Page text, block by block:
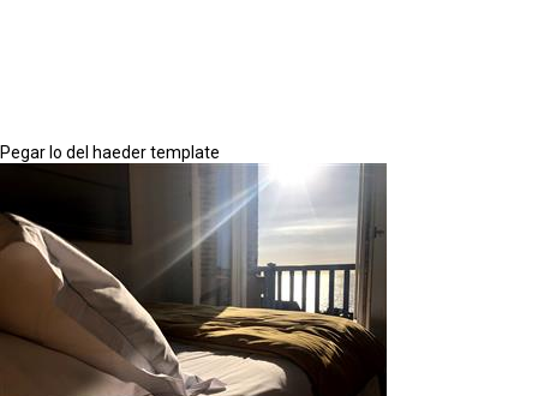
Pegar lo del haeder template